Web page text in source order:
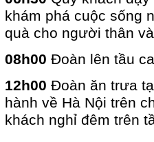
khám phá cuộc sống
quà cho người thân
08h00 Đoàn lên tầu
12h00 Đoàn ăn trưa
hành về Hà Nội trên
khách nghỉ đêm trên